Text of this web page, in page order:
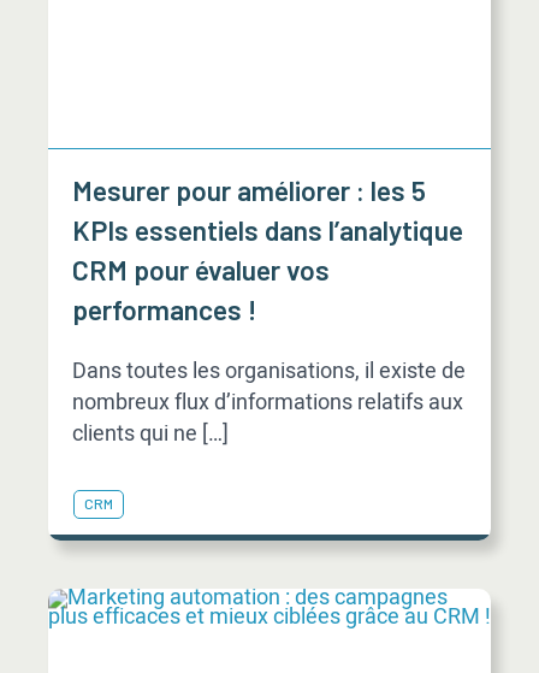
Mesurer pour améliorer : les 5
KPIs essentiels dans l’analytique
CRM pour évaluer vos
performances !
Dans toutes les organisations, il existe de
nombreux flux d’informations relatifs aux
clients qui ne […]
CRM